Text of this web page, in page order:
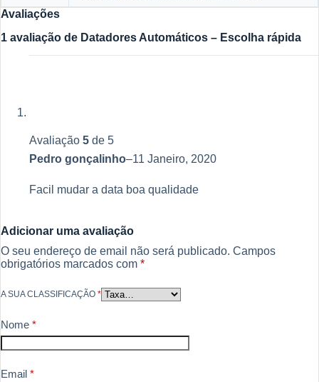
Avaliações
1 avaliação de Datadores Automáticos – Escolha rápida
Avaliação 5 de 5
Pedro gonçalinho–11 Janeiro, 2020
Facil mudar a data boa qualidade
Adicionar uma avaliação
O seu endereço de email não será publicado. Campos
obrigatórios marcados com *
A SUA CLASSIFICAÇÃO *
Nome *
Email *